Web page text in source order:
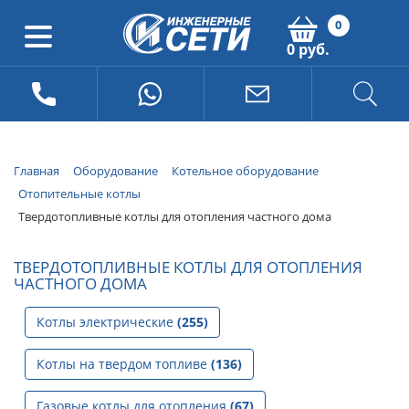
0
0 руб.
Главная Оборудование
Котельное оборудование
Отопительные котлы
Твердотопливные котлы для отопления частного дома
ТВЕРДОТОПЛИВНЫЕ КОТЛЫ ДЛЯ ОТОПЛЕНИЯ
ЧАСТНОГО ДОМА
Котлы электрические (255)
Котлы на твердом топливе (136)